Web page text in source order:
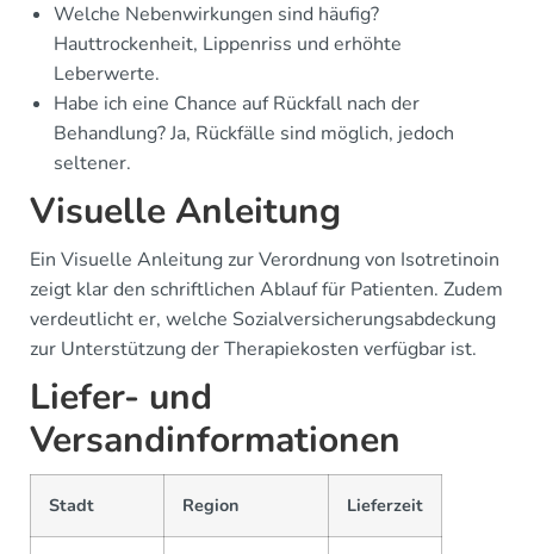
Welche Nebenwirkungen sind häufig?
Hauttrockenheit, Lippenriss und erhöhte
Leberwerte.
Habe ich eine Chance auf Rückfall nach der
Behandlung? Ja, Rückfälle sind möglich, jedoch
seltener.
Visuelle Anleitung
Ein Visuelle Anleitung zur Verordnung von Isotretinoin
zeigt klar den schriftlichen Ablauf für Patienten. Zudem
verdeutlicht er, welche Sozialversicherungsabdeckung
zur Unterstützung der Therapiekosten verfügbar ist.
Liefer- und
Versandinformationen
Stadt Region Lieferzeit